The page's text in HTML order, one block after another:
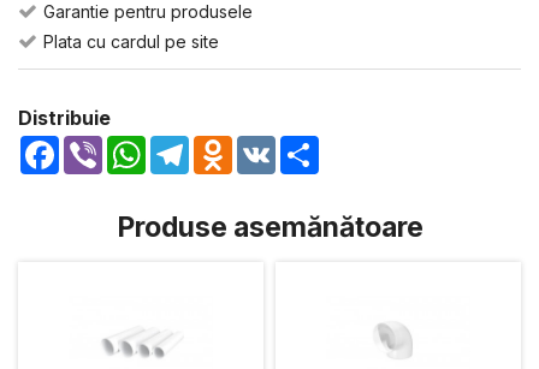
Garantie pentru produsele
Plata cu cardul pe site
Distribuie
Facebook
Viber WhatsApp
TelegramOdnoklassniki
VK
Produse asemănătoare